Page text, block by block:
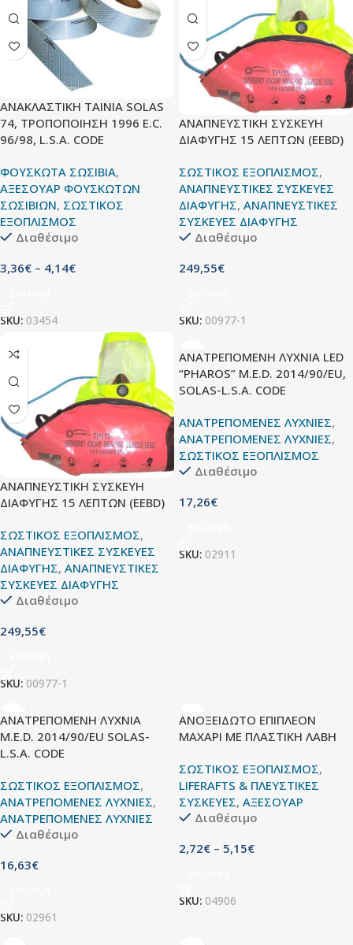
ΑΝΑΚΛΑΣΤΙΚΗ ΤΑΙΝΙΑ SOLAS
74, ΤΡΟΠΟΠΟΙΗΣΗ 1996 E.C.
96/98, L.S.A. CODE
ΦΟΥΣΚΩΤΑ ΣΩΣΙΒΙΑ,
ΑΞΕΣΟΥΑΡ ΦΟΥΣΚΩΤΩΝ
ΣΩΣΙΒΙΩΝ, ΣΩΣΤΙΚΟΣ
ΕΞΟΠΛΙΣΜΟΣ
Διαθέσιμο
3,36€ – 4,14€
SKU: 03454
ΑΝΑΠΝΕΥΣΤΙΚΗ ΣΥΣΚΕΥΗ
ΔΙΑΦΥΓΗΣ 15 ΛΕΠΤΩΝ (EEBD)
ΣΩΣΤΙΚΟΣ ΕΞΟΠΛΙΣΜΟΣ,
ΑΝΑΠΝΕΥΣΤΙΚΕΣ ΣΥΣΚΕΥΕΣ
ΔΙΑΦΥΓΗΣ, ΑΝΑΠΝΕΥΣΤΙΚΕΣ
ΣΥΣΚΕΥΕΣ ΔΙΑΦΥΓΗΣ
Διαθέσιμο
249,55€
SKU: 00977-1
ΑΝΑΠΝΕΥΣΤΙΚΗ ΣΥΣΚΕΥΗ
ΔΙΑΦΥΓΗΣ 15 ΛΕΠΤΩΝ (EEBD)
ΣΩΣΤΙΚΟΣ ΕΞΟΠΛΙΣΜΟΣ,
ΑΝΑΠΝΕΥΣΤΙΚΕΣ ΣΥΣΚΕΥΕΣ
ΔΙΑΦΥΓΗΣ, ΑΝΑΠΝΕΥΣΤΙΚΕΣ
ΣΥΣΚΕΥΕΣ ΔΙΑΦΥΓΗΣ
Διαθέσιμο
249,55€
SKU: 00977-1
ΑΝΑΤΡΕΠΟΜΕΝΗ ΛΥΧΝΙΑ LED
“PHAROS” M.E.D. 2014/90/EU,
SOLAS-L.S.A. CODE
ΑΝΑΤΡΕΠΟΜΕΝΕΣ ΛΥΧΝΙΕΣ,
ΑΝΑΤΡΕΠΟΜΕΝΕΣ ΛΥΧΝΙΕΣ,
ΣΩΣΤΙΚΟΣ ΕΞΟΠΛΙΣΜΟΣ
Διαθέσιμο
17,26€
SKU: 02911
ΑΝΑΤΡΕΠΟΜΕΝΗ ΛΥΧΝΙΑ
M.E.D. 2014/90/EU SOLAS-
L.S.A. CODE
ΣΩΣΤΙΚΟΣ ΕΞΟΠΛΙΣΜΟΣ,
ΑΝΑΤΡΕΠΟΜΕΝΕΣ ΛΥΧΝΙΕΣ,
ΑΝΑΤΡΕΠΟΜΕΝΕΣ ΛΥΧΝΙΕΣ
Διαθέσιμο
16,63€
SKU: 02961
ΑΝΟΞΕΙΔΩΤΟ ΕΠΙΠΛΕΟΝ
ΜΑΧΑΡΙ ΜΕ ΠΛΑΣΤΙΚΗ ΛΑΒΗ
ΣΩΣΤΙΚΟΣ ΕΞΟΠΛΙΣΜΟΣ,
LIFERAFTS & ΠΛΕΥΣΤΙΚΕΣ
ΣΥΣΚΕΥΕΣ, ΑΞΕΣΟΥΑΡ
Διαθέσιμο
2,72€ – 5,15€
SKU: 04906